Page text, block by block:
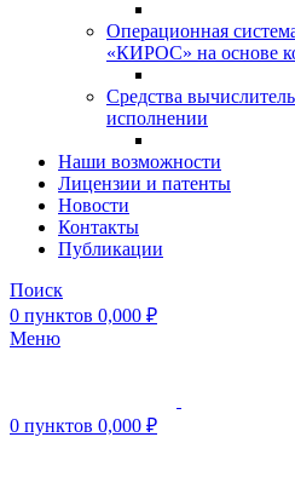
Операционная
«КИРОС» на основе
Средства
исполнении
Наши возможности
Лицензии и патенты
Новости
Контакты
Публикации
Поиск
0 пунктов 0,000 ₽
Меню
0 пунктов 0,000 ₽